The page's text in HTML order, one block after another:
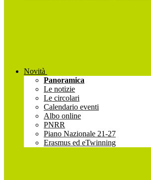
Novità
Panoramica
Le notizie
Le circolari
Calendario eventi
Albo online
PNRR
Piano Nazionale 21-27
Erasmus ed eTwinning